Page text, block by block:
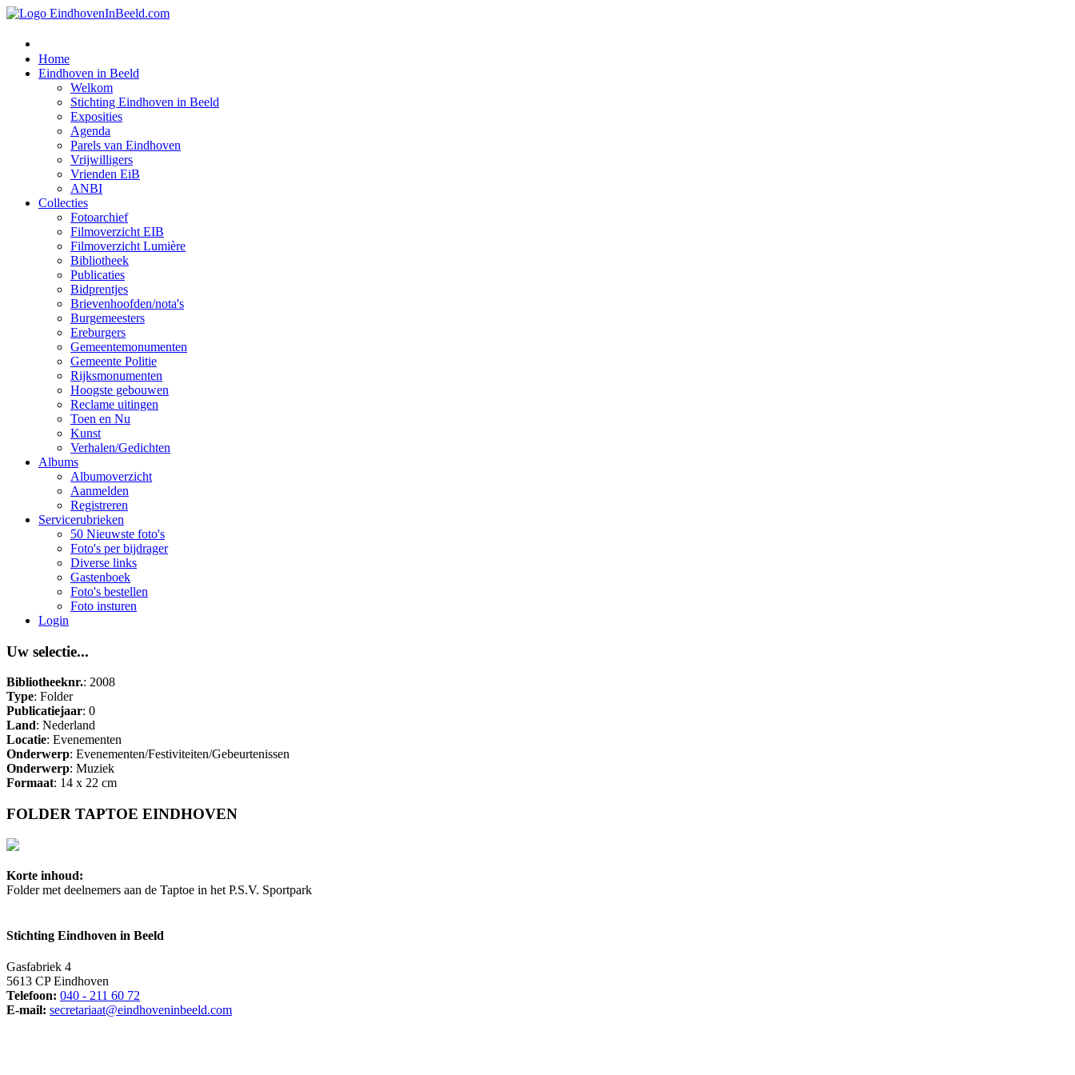
Home
Eindhoven in Beeld
Welkom
Stichting Eindhoven in Beeld
Exposities
Agenda
Parels van Eindhoven
Vrijwilligers
Vrienden EiB
ANBI
Collecties
Fotoarchief
Filmoverzicht EIB
Filmoverzicht Lumière
Bibliotheek
Publicaties
Bidprentjes
Brievenhoofden/nota's
Burgemeesters
Ereburgers
Gemeentemonumenten
Gemeente Politie
Rijksmonumenten
Hoogste gebouwen
Reclame uitingen
Toen en Nu
Kunst
Verhalen/Gedichten
Albums
Albumoverzicht
Aanmelden
Registreren
Servicerubrieken
50 Nieuwste foto's
Foto's per bijdrager
Diverse links
Gastenboek
Foto's bestellen
Foto insturen
Login
Uw selectie...
Bibliotheeknr.: 2008
Type: Folder
Publicatiejaar: 0
Land: Nederland
Locatie: Evenementen
Onderwerp: Evenementen/Festiviteiten/Gebeurtenissen
Onderwerp: Muziek
Formaat: 14 x 22 cm
FOLDER TAPTOE EINDHOVEN
Korte inhoud:
Folder met deelnemers aan de Taptoe in het P.S.V. Sportpark
Stichting Eindhoven in Beeld
Gasfabriek 4
5613 CP Eindhoven
Telefoon: 040 - 211 60 72
E-mail: secretariaat@eindhoveninbeeld.com